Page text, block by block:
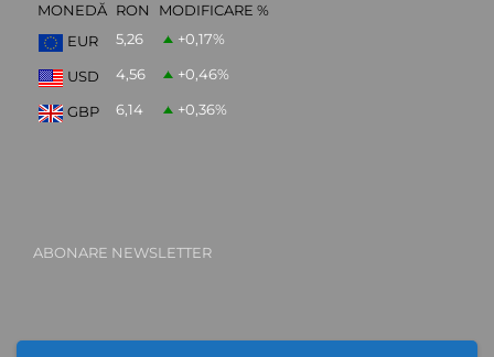
MONEDĂ RON
MODIFICARE %
EUR
5,26 +0,17%
USD 4,56 +0,46%
GBP 6,14 +0,36%
ABONARE NEWSLETTER